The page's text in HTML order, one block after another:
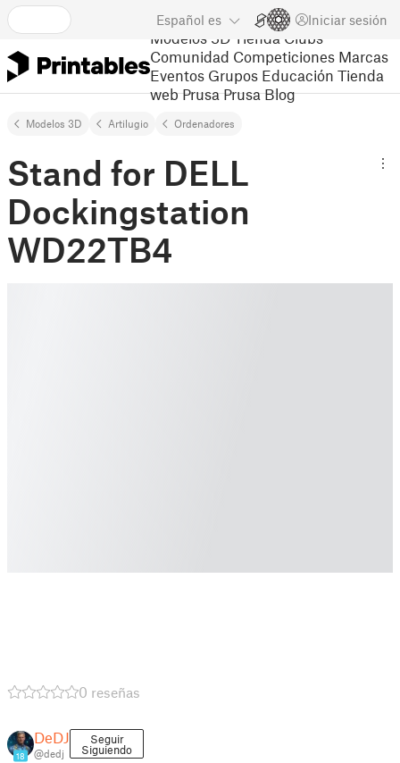
Español es Iniciar sesión
Modelos 3D Tienda Clubs
Comunidad Competiciones Marcas
Eventos Grupos Educación Tienda
web Prusa Prusa Blog
Modelos 3D Artilugio Ordenadores
Stand for DELL
Dockingstation
WD22TB4
0 reseñas
18
DeDJ
@dedj
Seguir
Siguiendo